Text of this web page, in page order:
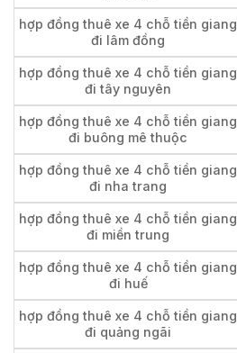
hợp đồng thuê xe 4 chỗ tiền giang
đi lâm đồng
hợp đồng thuê xe 4 chỗ tiền giang
đi tây nguyên
hợp đồng thuê xe 4 chỗ tiền giang
đi buông mê thuộc
hợp đồng thuê xe 4 chỗ tiền giang
đi nha trang
hợp đồng thuê xe 4 chỗ tiền giang
đi miền trung
hợp đồng thuê xe 4 chỗ tiền giang
đi huế
hợp đồng thuê xe 4 chỗ tiền giang
đi quảng ngãi